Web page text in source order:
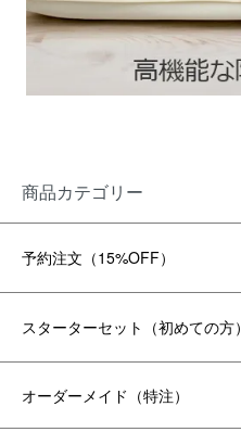
商品カテゴリー
予約注文（15%OFF）
スターターセット（初めての方）
オーダーメイド（特注）